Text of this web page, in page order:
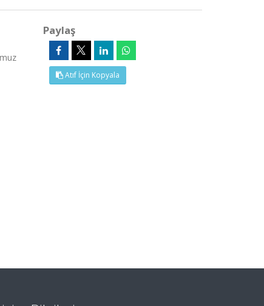
Paylaş
Atıf İçin Kopyala